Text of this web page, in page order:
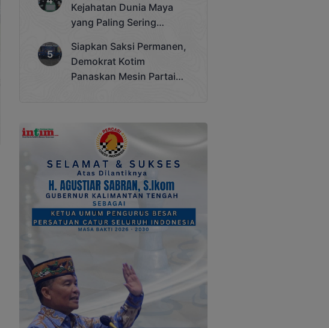
Kejahatan Dunia Maya
yang Paling Sering
Siapkan Saksi Permanen,
Demokrat Kotim
Panaskan Mesin Partai